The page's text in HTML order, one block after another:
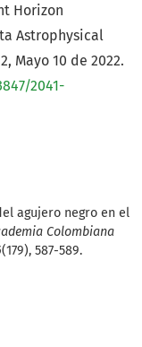
agujero negro en el
Colombiana
(179), 587-589.
Horizon
Astrophysical
Mayo 10 de 2022.
2041-